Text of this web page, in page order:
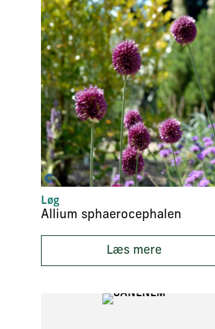
Løg
Allium sphaerocephalen
Læs mere